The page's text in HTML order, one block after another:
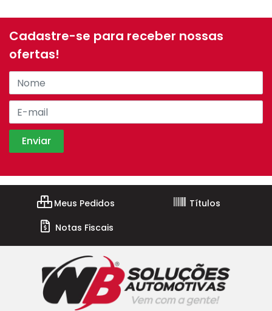
Cadastre-se para receber nossas
ofertas!
Meus Pedidos
Títulos
Notas Fiscais